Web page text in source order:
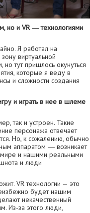
но и VR ― технологиями
Я работал на
виртуальной
тут пришлось окунуться
которые я веду в
и сложности создания
и играть в нее в шлеме
так и устроен. Такие
персонажа отвечает
Но, к сожалению, обычно
аппаратом ― возникает
и нашими реальными
и люди
VR технологии — это
будет нашим
некачественный
Из-за этого люди,